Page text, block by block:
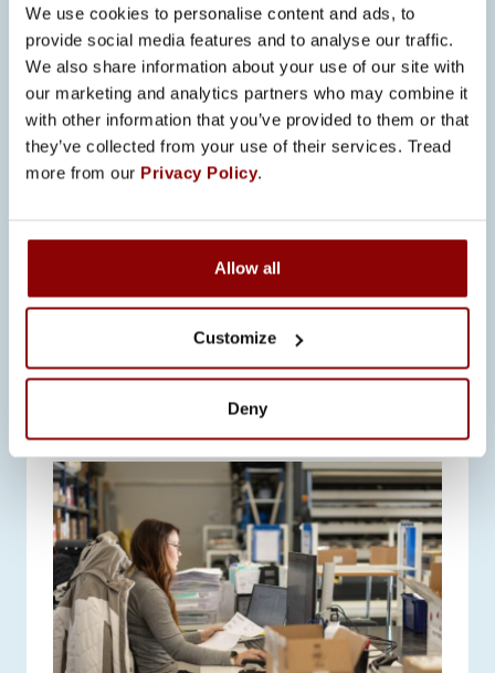
We use cookies to personalise content and ads, to
provide social media features and to analyse our traffic.
We also share information about your use of our site with
our marketing and analytics partners who may combine it
with other information that you’ve provided to them or that
they’ve collected from your use of their services. Tread
more from our Privacy Policy.
Allow all
Customize
Deny
voimassa oleva, ja solmitaan
Eilakaislan kanssa. Työt…